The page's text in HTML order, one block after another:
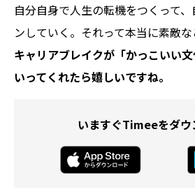
自分自身で人生の転機をつくって
ンしていく。それって本当に素敵な
キャリアブレイクが「かっこいい
いってくれたら嬉しいですね。
いますぐTimeeをダウ